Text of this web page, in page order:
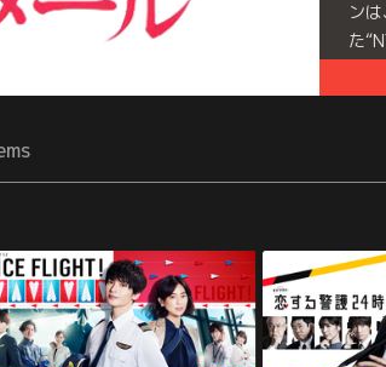
ン
た
ー